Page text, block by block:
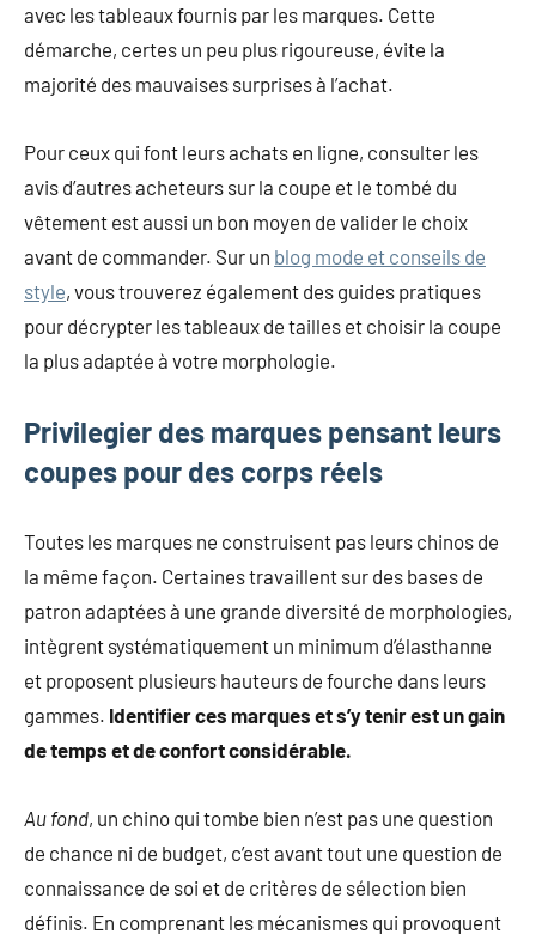
avec les tableaux fournis par les marques. Cette
démarche, certes un peu plus rigoureuse, évite la
majorité des mauvaises surprises à l’achat.
Pour ceux qui font leurs achats en ligne, consulter les
avis d’autres acheteurs sur la coupe et le tombé du
vêtement est aussi un bon moyen de valider le choix
avant de commander. Sur un blog mode et conseils de
style, vous trouverez également des guides pratiques
pour décrypter les tableaux de tailles et choisir la coupe
la plus adaptée à votre morphologie.
Privilegier des marques pensant leurs
coupes pour des corps réels
Toutes les marques ne construisent pas leurs chinos de
la même façon. Certaines travaillent sur des bases de
patron adaptées à une grande diversité de morphologies,
intègrent systématiquement un minimum d’élasthanne
et proposent plusieurs hauteurs de fourche dans leurs
gammes. Identifier ces marques et s’y tenir est un gain
de temps et de confort considérable.
Au fond, un chino qui tombe bien n’est pas une question
de chance ni de budget, c’est avant tout une question de
connaissance de soi et de critères de sélection bien
définis. En comprenant les mécanismes qui provoquent